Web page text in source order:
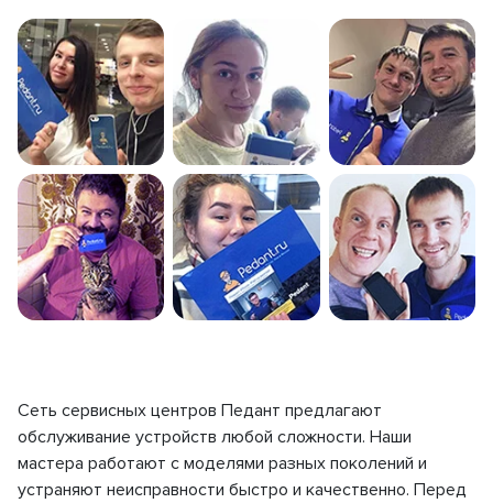
Сеть сервисных центров Педант предлагают
обслуживание устройств любой сложности. Наши
мастера работают с моделями разных поколений и
устраняют неисправности быстро и качественно. Перед